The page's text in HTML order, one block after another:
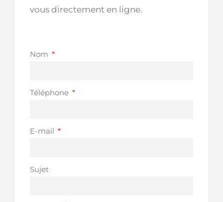
vous directement en ligne.
Nom
Téléphone
E-mail
Sujet